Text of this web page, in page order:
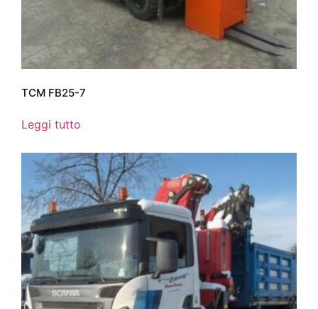
TCM FB25-7
Leggi tutto